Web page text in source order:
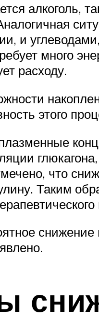
алкоголь,
и
много
расходу.
этого
что
Таким